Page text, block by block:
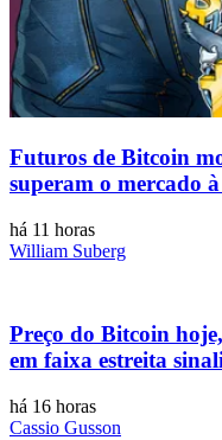
Futuros de Bitcoin
superam o mercado
há 11 horas
William Suberg
Preço do Bitcoin
em faixa estreita
há 16 horas
Cassio Gusson